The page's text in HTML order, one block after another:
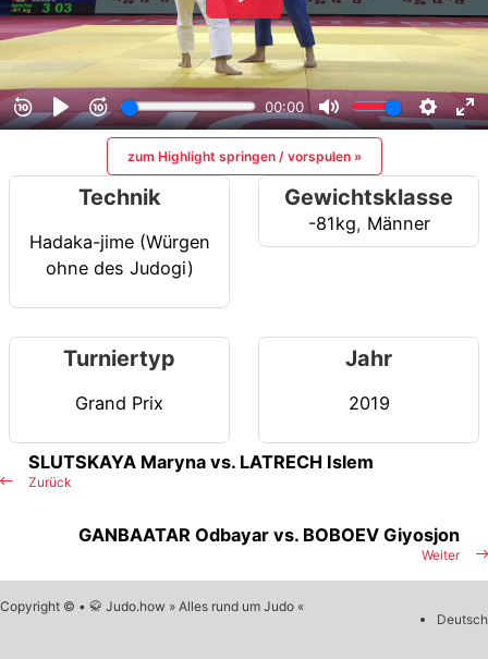
zum Highlight springen / vorspulen »
Technik
Hadaka-jime (Würgen
ohne des Judogi)
Gewichtsklasse
-81kg, Männer
Turniertyp
Grand Prix
Jahr
2019
Zurück
SLUTSKAYA Maryna vs. LATRECH Islem
Weiter
GANBAATAR Odbayar vs. BOBOEV Giyosjon
Copyright © • 🥋 Judo.how » Alles rund um Judo «
Deutsch